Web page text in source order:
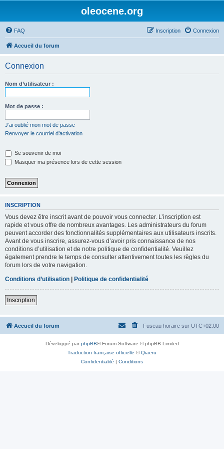
oleocene.org
FAQ Connexion
Inscription
Accueil du forum
Connexion
Nom d’utilisateur :
Mot de passe :
J’ai oublié mon mot de passe
Renvoyer le courriel d’activation
Se souvenir de moi
Masquer ma présence lors de cette session
INSCRIPTION
Vous devez être inscrit avant de pouvoir vous connecter. L’inscription est
rapide et vous offre de nombreux avantages. Les administrateurs du forum
peuvent accorder des fonctionnalités supplémentaires aux utilisateurs inscrits.
Avant de vous inscrire, assurez-vous d’avoir pris connaissance de nos
conditions d’utilisation et de notre politique de confidentialité. Veuillez
également prendre le temps de consulter attentivement toutes les règles du
forum lors de votre navigation.
Conditions d’utilisation | Politique de confidentialité
Inscription
Accueil du forum Fuseau horaire sur UTC+02:00
Développé parphpBB® Forum Software © phpBB Limited
Traduction française officielle ©Qiaeru
Confidentialité | Conditions